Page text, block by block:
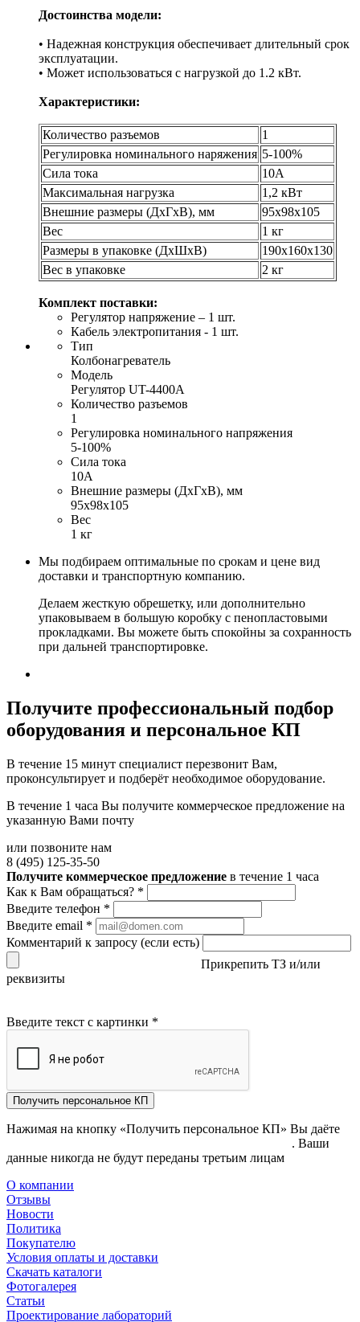
Достоинства модели:
• Надежная конструкция обеспечивает длительный срок
эксплуатации.
• Может использоваться с нагрузкой до 1.2 кВт.
Характеристики:
Количество разъемов
1
Регулировка номинального наряжения 5-100%
Сила тока
10А
Максимальная нагрузка
1,2 кВт
Внешние размеры (ДхГхВ), мм
95х98х105
Вес
1 кг
Размеры в упаковке (ДхШхВ)
190х160х130
Вес в упаковке
2 кг
Комплект поставки:
Регулятор напряжение – 1 шт.
Кабель электропитания - 1 шт.
Тип
Колбонагреватель
Модель
Регулятор UT-4400А
Количество разъемов
1
Регулировка номинального напряжения
5-100%
Сила тока
10А
Внешние размеры (ДхГхВ), мм
95х98х105
Вес
1 кг
Мы подбираем оптимальные по срокам и цене вид
доставки и транспортную компанию.
Делаем жесткую обрешетку, или дополнительно
упаковываем в большую коробку с пенопластовыми
прокладками. Вы можете быть спокойны за сохранность
при дальней транспортировке.
Получите профессиональный подбор
оборудования и персональное КП
В течение 15 минут специалист перезвонит Вам,
проконсультирует и подберёт необходимое оборудование.
В течение 1 часа Вы получите коммерческое предложение на
указанную Вами почту
или позвоните нам
8 (495) 125-35-50
Получите коммерческое предложение в течение 1 часа
Как к Вам обращаться? *
Введите телефон *
Введите email *
Комментарий к запросу (если есть)
Прикрепить ТЗ и/или
реквизиты
Введите текст с картинки *
Получить персональное КП
Нажимая на кнопку «Получить персональное КП» Вы даёте
. Ваши
данные никогда не будут переданы третьим лицам
О компании
Отзывы
Новости
Политика
Покупателю
Условия оплаты и доставки
Скачать каталоги
Фотогалерея
Статьи
Проектирование лабораторий